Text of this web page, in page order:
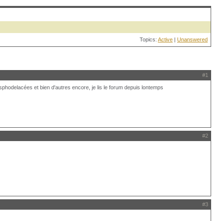
Topics: Active | Unanswered
#1
et bien d'autres encore, je lis le forum depuis lontemps
#2
#3